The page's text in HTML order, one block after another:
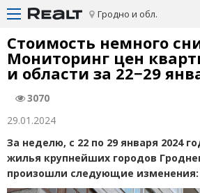
Гродно и обл.
Стоимость немного
Мониторинг цен
и области за 22−29
3070
29.01.2024
За неделю, с 22 по 29 января 2024
жилья крупнейших городов
произошли следующие изменения: